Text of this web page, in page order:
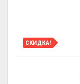
СКИДКА!